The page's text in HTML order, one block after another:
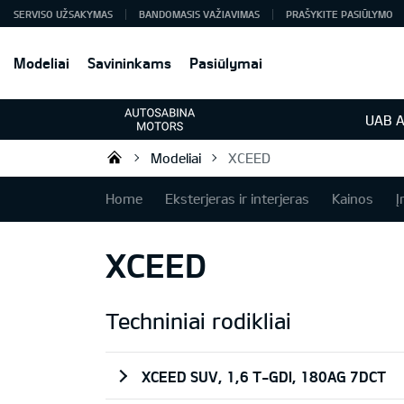
Modeliai Savininkams Pasiūlymai
SERVISO UŽSAKYMAS BANDOMASIS VAŽIAVIMAS PRAŠYKITE PASIŪLYMO
UAB
KIA automobiliai | KIA modeliai |
Modeliai XCEED
Home Eksterjeras ir interjeras Kainos
XCEED
Techniniai rodikliai
XCEED SUV, 1,6 T-GDI, 180AG 7DCT